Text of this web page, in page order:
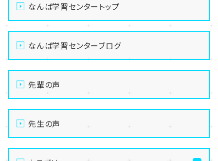
なんば学習センタートップ
なんば学習センターブログ
先輩の声
先生の声